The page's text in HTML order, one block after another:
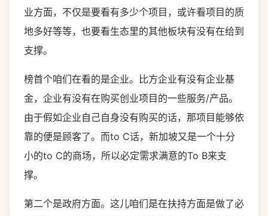
业方面，不仅是要看有多少个项目，或许看项目的质
地多好等等，也要看生态里的其他板块有没有在给到
支撑。
榜首个咱们在看的是企业。比方企业有没有企业基
金，企业有没有在购买创业项目的一些服务/产品。
由于假如企业自己自身没有购买的话，那项目能够依
靠的便是顾客了。而to C话，新加坡又是一个十分
小的to C的商场，所以必定需求满意的To B来支
撑。
第二个是政府方面。这儿咱们是在扶持方面是做了必